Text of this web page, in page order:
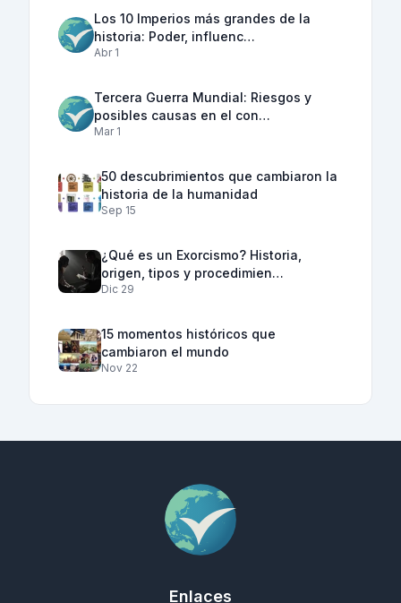
Los 10 Imperios más grandes de la
historia: Poder, influenc…
Abr 1
Tercera Guerra Mundial: Riesgos y
posibles causas en el con…
Mar 1
50 descubrimientos que cambiaron la
historia de la humanidad
Sep 15
¿Qué es un Exorcismo? Historia,
origen, tipos y procedimien…
Dic 29
15 momentos históricos que
cambiaron el mundo
Nov 22
Enlaces